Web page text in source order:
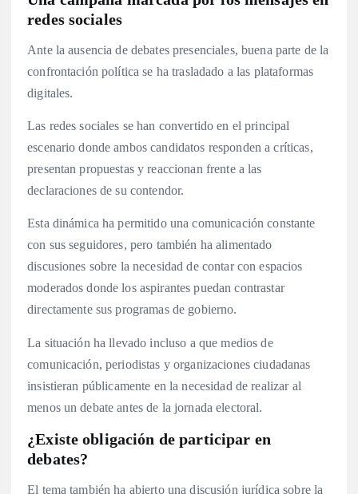
redes sociales
Ante la ausencia de debates presenciales, buena parte de la
confrontación política se ha trasladado a las plataformas
digitales.
Las redes sociales se han convertido en el principal
escenario donde ambos candidatos responden a críticas,
presentan propuestas y reaccionan frente a las
declaraciones de su contendor.
Esta dinámica ha permitido una comunicación constante
con sus seguidores, pero también ha alimentado
discusiones sobre la necesidad de contar con espacios
moderados donde los aspirantes puedan contrastar
directamente sus programas de gobierno.
La situación ha llevado incluso a que medios de
comunicación, periodistas y organizaciones ciudadanas
insistieran públicamente en la necesidad de realizar al
menos un debate antes de la jornada electoral.
¿Existe obligación de participar en
debates?
El tema también ha abierto una discusión jurídica sobre la